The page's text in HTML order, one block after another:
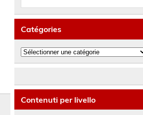
Catégories
Catégories
Contenuti per livello